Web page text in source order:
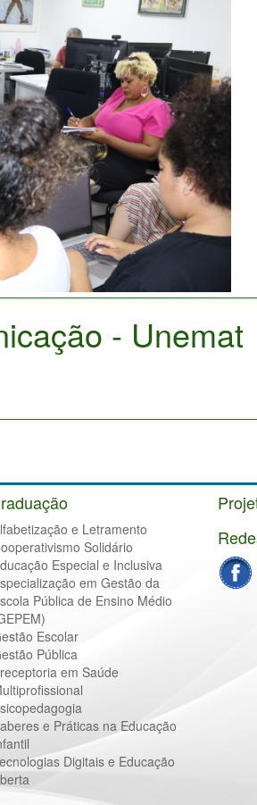
- Unemat
e Letramento
Solidário
Especial e Inclusiva
em Gestão da
Pública de Ensino Médio
Escolar
Pública
em Saúde
e Práticas na Educação
Digitais e Educação